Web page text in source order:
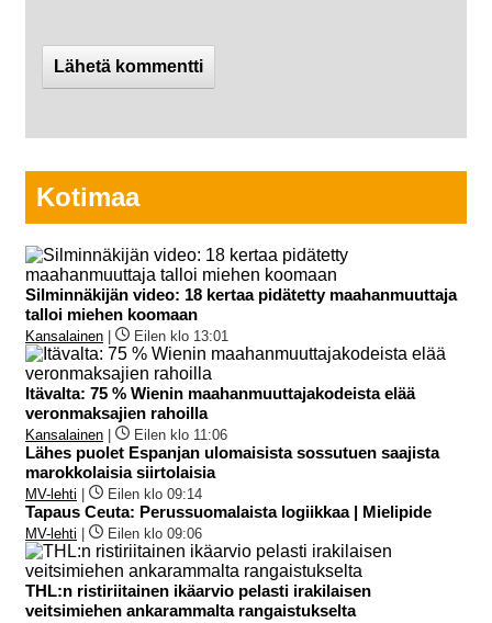
Kotimaa
Silminnäkijän video: 18 kertaa pidätetty maahanmuuttaja
talloi miehen koomaan
Kansalainen | Eilen klo 13:01
Itävalta: 75 % Wienin maahanmuuttajakodeista elää
veronmaksajien rahoilla
Kansalainen | Eilen klo 11:06
Lähes puolet Espanjan ulomaisista sossutuen saajista
marokkolaisia siirtolaisia
MV-lehti | Eilen klo 09:14
Tapaus Ceuta: Perussuomalaista logiikkaa | Mielipide
MV-lehti | Eilen klo 09:06
THL:n ristiriitainen ikäarvio pelasti irakilaisen
veitsimiehen ankarammalta rangaistukselta